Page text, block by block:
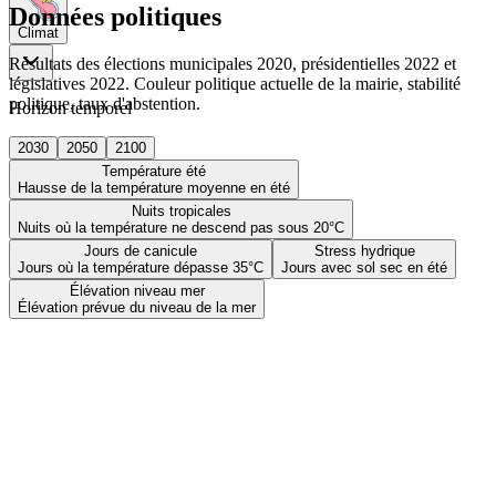
Climat
Horizon temporel
2030 2050
2100
Température été
Hausse de la température moyenne en été
Nuits tropicales
Nuits où la température ne descend pas sous 20°C
Jours de canicule
Jours où la température dépasse 35°C
Stress hydrique
Jours avec sol sec en été
Élévation niveau mer
Élévation prévue du niveau de la mer
Données politiques
Résultats des élections municipales 2020, présidentielles 2022 et
législatives 2022. Couleur politique actuelle de la mairie, stabilité
politique, taux d'abstention.